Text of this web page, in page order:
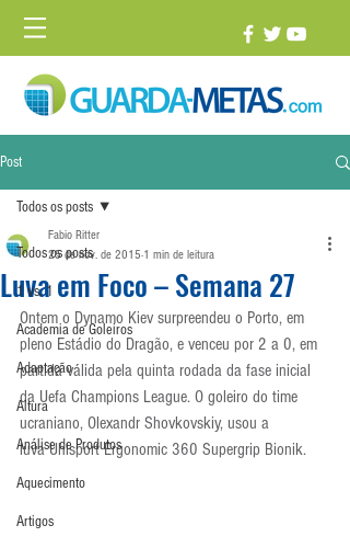
Post
Todos os posts
1 vs. 1
Academia de Goleiros
Adaptação
Altura
Análise de Produtos
Aquecimento
Artigos
Todos os posts
Luva em Foco – Semana 27
Fabio Ritter
25 de nov. de 2015 1 min de leitura
Ontem o Dynamo Kiev surpreendeu o Porto, em
pleno Estádio do Dragão, e venceu por 2 a 0, em
partida válida pela quinta rodada da fase inicial
da Uefa Champions League. O goleiro do time
ucraniano, Olexandr Shovkovskiy, usou a
luva Uhlsport Ergonomic 360 Supergrip Bionik.